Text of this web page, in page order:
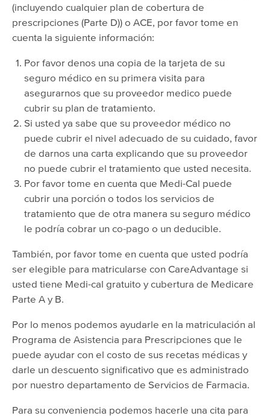
(incluyendo cualquier plan de cobertura de
prescripciones (Parte D)) o ACE, por favor tome en
cuenta la siguiente información:
Por favor denos una copia de la tarjeta de su
seguro médico en su primera visita para
asegurarnos que su proveedor medico puede
cubrir su plan de tratamiento.
Si usted ya sabe que su proveedor médico no
puede cubrir el nivel adecuado de su cuidado, favor
de darnos una carta explicando que su proveedor
no puede cubrir el tratamiento que usted necesita.
Por favor tome en cuenta que Medi-Cal puede
cubrir una porción o todos los servicios de
tratamiento que de otra manera su seguro médico
le podría cobrar un co-pago o un deducible.
También, por favor tome en cuenta que usted podría
ser elegible para matricularse con CareAdvantage si
usted tiene Medi-cal gratuito y cubertura de Medicare
Parte A y B.
Por lo menos podemos ayudarle en la matriculación al
Programa de Asistencia para Prescripciones que le
puede ayudar con el costo de sus recetas médicas y
darle un descuento significativo que es administrado
por nuestro departamento de Servicios de Farmacia.
Para su conveniencia podemos hacerle una cita para